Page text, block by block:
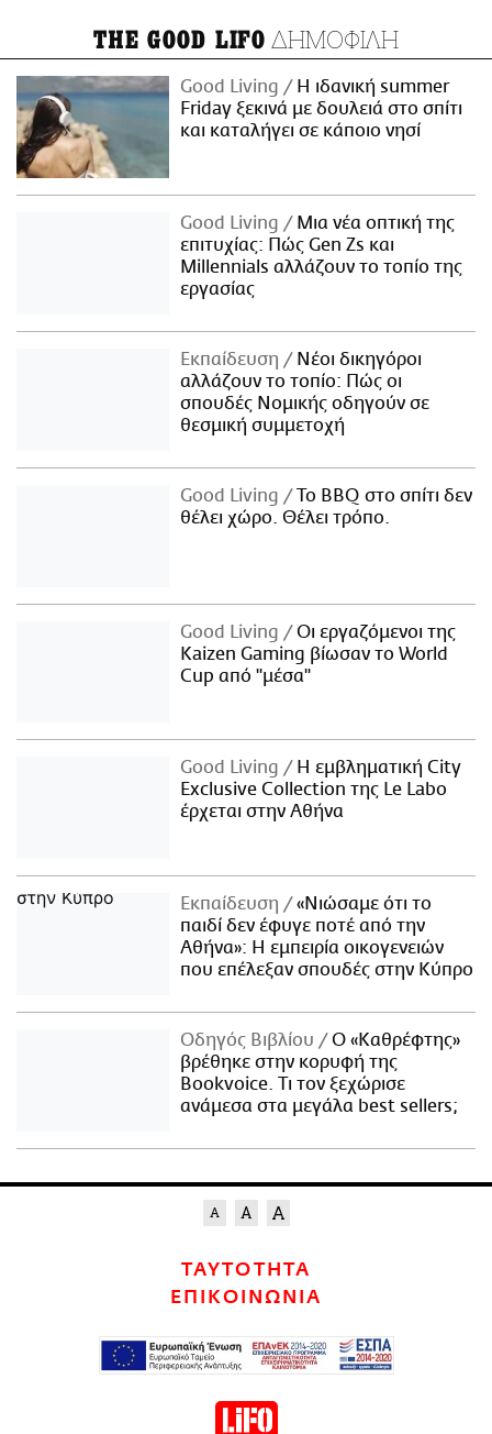
THE GOOD LIFO ΔΗΜΟΦΙΛΗ
Good Living
Η ιδανική summer
Friday ξεκινά με δουλειά στο σπίτι
και καταλήγει σε κάποιο νησί
Good Living
Μια νέα οπτική της
επιτυχίας: Πώς Gen Zs και
Millennials αλλάζουν το τοπίο της
εργασίας
Εκπαίδευση
Νέοι δικηγόροι
αλλάζουν το τοπίο: Πώς οι
σπουδές Νομικής οδηγούν σε
θεσμική συμμετοχή
Good Living
Το BBQ στο σπίτι δεν
θέλει χώρο. Θέλει τρόπο.
Good Living
Οι εργαζόμενοι της
Kaizen Gaming βίωσαν το World
Cup από "μέσα"
Good Living
Η εμβληματική City
Exclusive Collection της Le Labo
έρχεται στην Αθήνα
Εκπαίδευση
«Νιώσαμε ότι το
παιδί δεν έφυγε ποτέ από την
Αθήνα»: Η εμπειρία οικογενειών
που επέλεξαν σπουδές στην Κύπρο
Οδηγός Βιβλίου
Ο «Καθρέφτης»
βρέθηκε στην κορυφή της
Bookvoice. Τι τον ξεχώρισε
ανάμεσα στα μεγάλα best sellers;
ΤΑΥΤΟΤΗΤΑ
ΕΠΙΚΟΙΝΩΝΙΑ